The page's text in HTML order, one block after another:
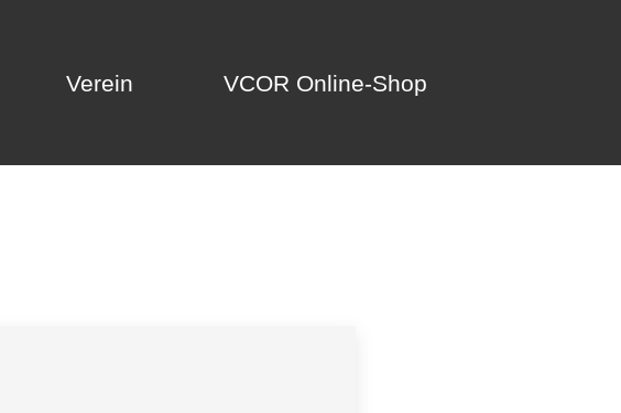
Verein VCOR Online-Shop